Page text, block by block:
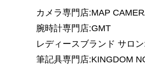
カメラ専門店:MAP
腕時計専門店:GMT
レディースブランド サロ
筆記具専門店:KINGDOM